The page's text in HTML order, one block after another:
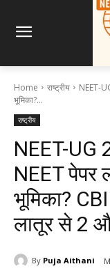
Home राष्ट्रीय
NEET-
भूमिका?...
राष्ट्रीय
NEET-UG
NEET पेपर
भूमिका?
लातूर से 2
By Puja Aithani